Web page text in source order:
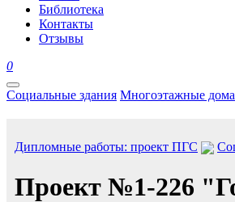
Библиотека
Контакты
Отзывы
0
Социальные здания Многоэтажные дома
Дипломные работы: проект ПГС
Проект №1-226